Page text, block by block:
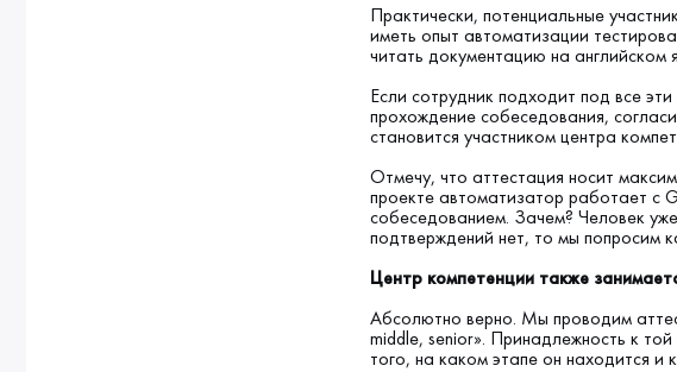
Практически, потенциальные
иметь опыт автоматизации
читать документацию на английском
Если сотрудник подходит под все
прохождение собеседования,
становится участником центра
Отмечу, что аттестация носит
проекте автоматизатор работает с
собеседованием. Зачем? Человек
подтверждений нет, то мы попросим
Центр компетенции также
Абсолютно верно. Мы проводим
middle, senior». Принадлежность к
того, на каком этапе он находится